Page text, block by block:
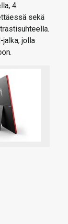
4
sekä
jolla